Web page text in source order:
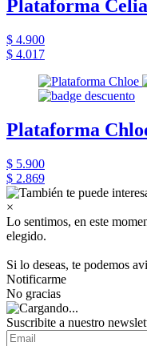
Plataforma Celia
$ 4.900
$ 4.017
Plataforma
$ 5.900
$ 2.869
×
Lo sentimos, en este
elegido.
Si lo deseas, te podemos
Notificarme
No gracias
Suscribite a nuestro